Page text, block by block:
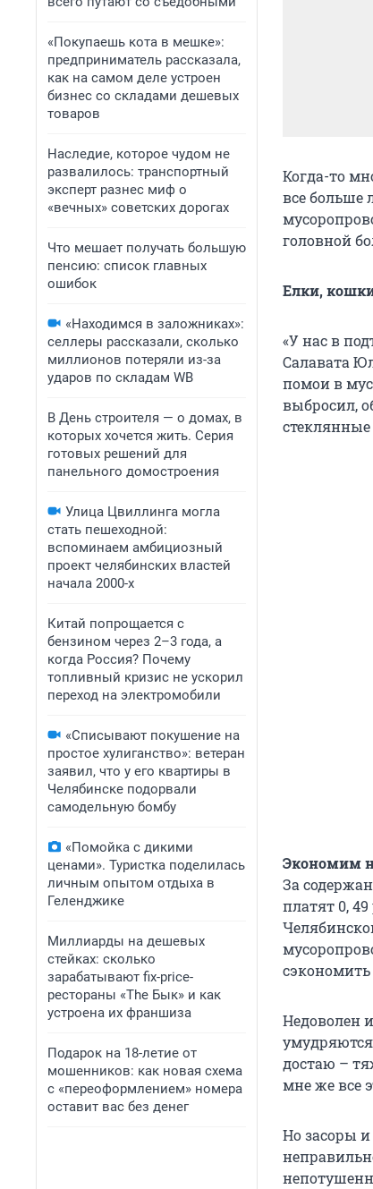
«Покупаешь кота в мешке»:
предприниматель рассказала,
как на самом деле устроен
бизнес со складами дешевых
товаров
Наследие, которое чудом не
развалилось: транспортный
эксперт разнес миф о
«вечных» советских дорогах
Что мешает получать большую
пенсию: список главных
ошибок
«Находимся в заложниках»:
селлеры рассказали, сколько
миллионов потеряли из-за
ударов по складам WB
В День строителя — о домах, в
которых хочется жить. Серия
готовых решений для
панельного домостроения
Улица Цвиллинга могла
стать пешеходной:
вспоминаем амбициозный
проект челябинских властей
начала 2000-х
Китай попрощается с
бензином через 2–3 года, а
когда Россия? Почему
топливный кризис не ускорил
переход на электромобили
«Списывают покушение на
простое хулиганство»: ветеран
заявил, что у его квартиры в
Челябинске подорвали
самодельную бомбу
«Помойка с дикими
ценами». Туристка поделилась
личным опытом отдыха в
Геленджике
Миллиарды на дешевых
стейках: сколько
зарабатывают fix-price-
рестораны «The Бык» и как
устроена их франшиза
Подарок на 18-летие от
мошенников: как новая схема
с «переоформлением» номера
оставит вас без денег
Когда-то
все больше
головной
Елки,
«У нас в
Салавата
помои в
выбросил,
Экономим
За
платят 0,
сэкономить
Недоволен
достаю –
мне же все
Но засоры